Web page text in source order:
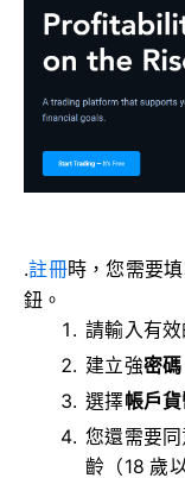
.註冊時，您需要
鈕。
請輸入有效
建立強密碼
選擇帳戶
您還需要
齡（18 歲